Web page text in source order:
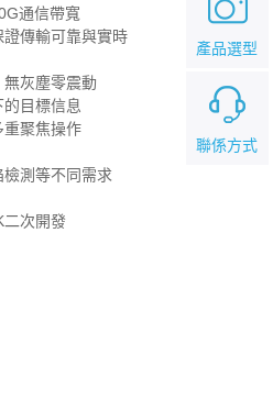
通信帶寬
傳輸可靠與實時
灰塵零震動
目標信息
重聚焦操作
測等不同需求
二次開發
聯係方式
產品選型